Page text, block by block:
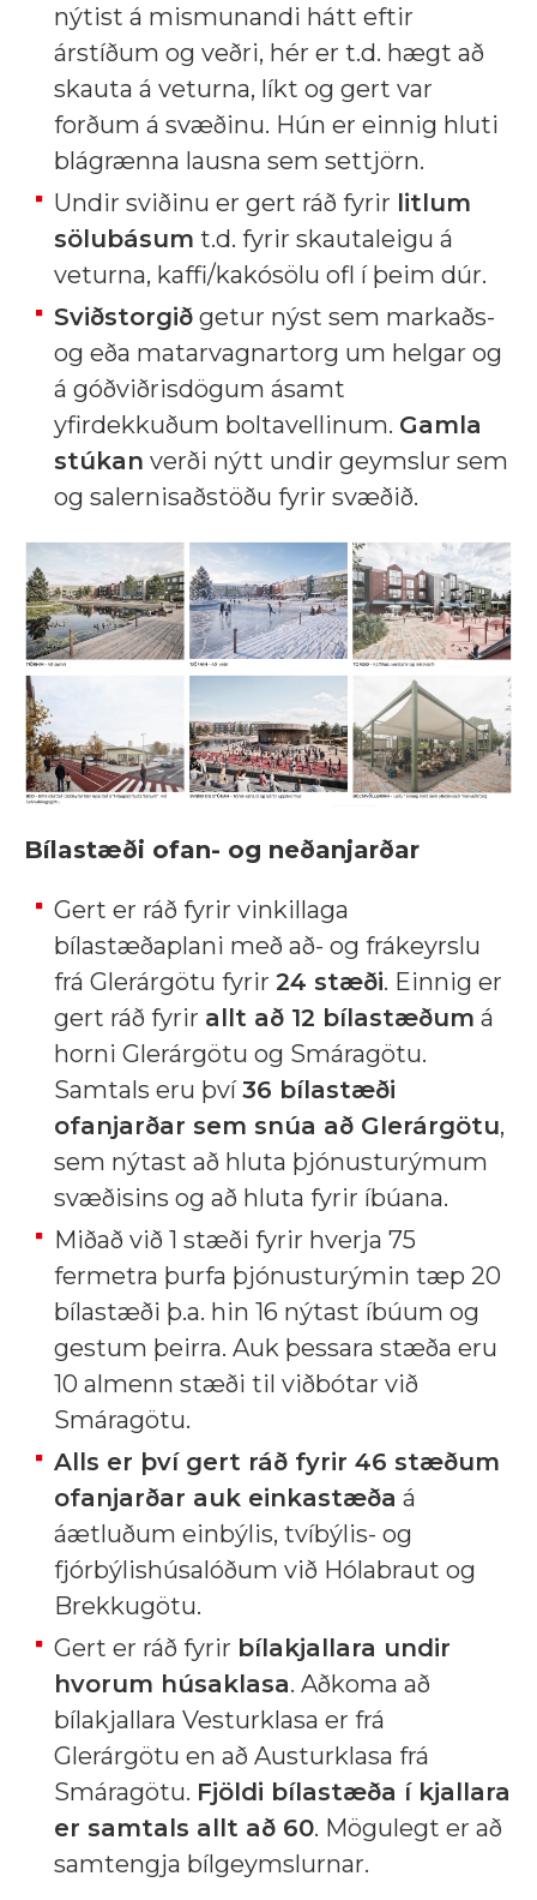
nýtist á mismunandi hátt eftir
árstíðum og veðri, hér er t.d. hægt að
skauta á veturna, líkt og gert var
forðum á svæðinu. Hún er einnig hluti
blágrænna lausna sem settjörn.
Undir sviðinu er gert ráð fyrir litlum
sölubásum t.d. fyrir skautaleigu á
veturna, kaffi/kakósölu ofl í þeim dúr.
Sviðstorgið getur nýst sem markaðs-
og eða matarvagnartorg um helgar og
á góðviðrisdögum ásamt
yfirdekkuðum boltavellinum. Gamla
stúkan verði nýtt undir geymslur sem
og salernisaðstöðu fyrir svæðið.
Bílastæði ofan- og neðanjarðar
Gert er ráð fyrir vinkillaga
bílastæðaplani með að- og frákeyrslu
frá Glerárgötu fyrir 24 stæði. Einnig er
gert ráð fyrir allt að 12 bílastæðum á
horni Glerárgötu og Smáragötu.
Samtals eru því36 bílastæði
ofanjarðar sem snúa að Glerárgötu,
sem nýtast að hluta þjónusturýmum
svæðisins og að hluta fyrir íbúana.
Miðað við 1 stæði fyrir hverja 75
fermetra þurfa þjónusturýmin tæp 20
bílastæði þ.a. hin 16 nýtast íbúum og
gestum þeirra. Auk þessara stæða eru
10 almenn stæði til viðbótar við
Smáragötu.
Alls er því gert ráð fyrir 46 stæðum
ofanjarðar auk einkastæða á
áætluðum einbýlis, tvíbýlis- og
fjórbýlishúsalóðum við Hólabraut og
Brekkugötu.
Gert er ráð fyrir bílakjallara undir
hvorum húsaklasa. Aðkoma að
bílakjallara Vesturklasa er frá
Glerárgötu en að Austurklasa frá
Smáragötu. Fjöldi bílastæða í kjallara
er samtals allt að 60. Mögulegt er að
samtengja bílgeymslurnar.